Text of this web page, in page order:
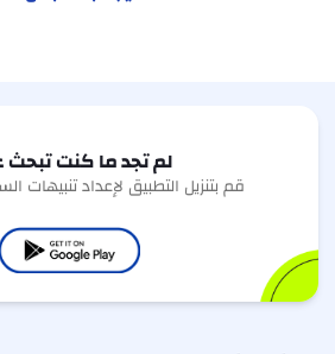
لم تجد ما كنت تبحث
قم بتنزيل التطبيق لإعداد تنبيهات